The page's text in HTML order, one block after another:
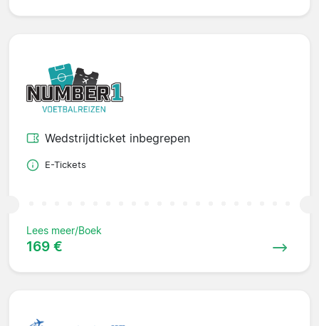
Wedstrijdticket inbegrepen
E-Tickets
Lees meer/Boek
169 €